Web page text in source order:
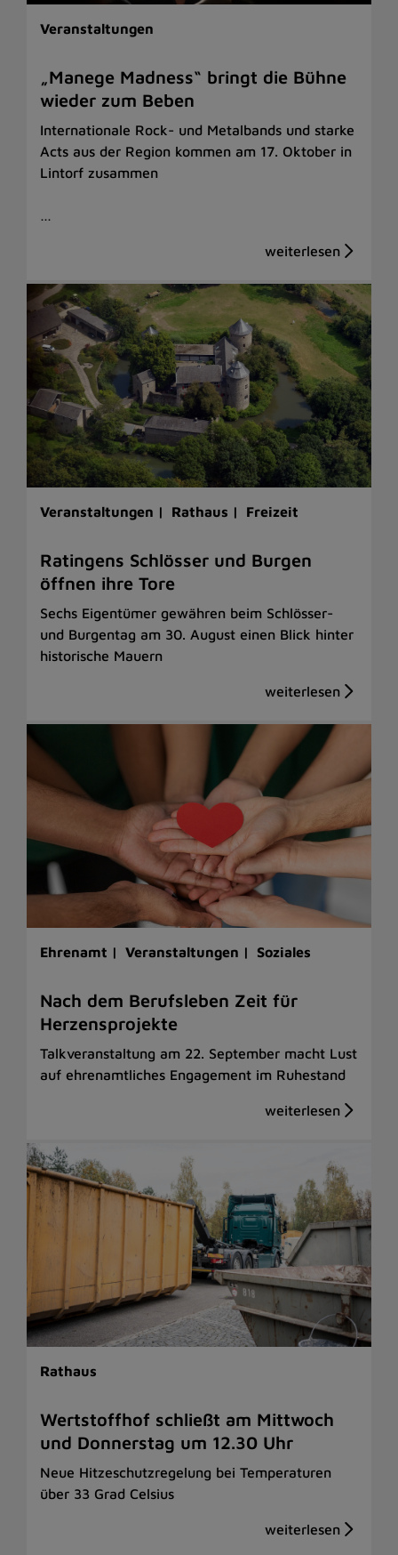
Veranstaltungen
„Manege Madness“ bringt die Bühne
wieder zum Beben
Internationale Rock- und Metalbands und starke
Acts aus der Region kommen am 17. Oktober in
Lintorf zusammen
…
Veranstaltungen | Rathaus | Freizeit
Ratingens Schlösser und Burgen
öffnen ihre Tore
Sechs Eigentümer gewähren beim Schlösser-
und Burgentag am 30. August einen Blick hinter
historische Mauern
Ehrenamt | Veranstaltungen | Soziales
Nach dem Berufsleben Zeit für
Herzensprojekte
Talkveranstaltung am 22. September macht Lust
auf ehrenamtliches Engagement im Ruhestand
Rathaus
Wertstoffhof schließt am Mittwoch
und Donnerstag um 12.30 Uhr
Neue Hitzeschutzregelung bei Temperaturen
über 33 Grad Celsius